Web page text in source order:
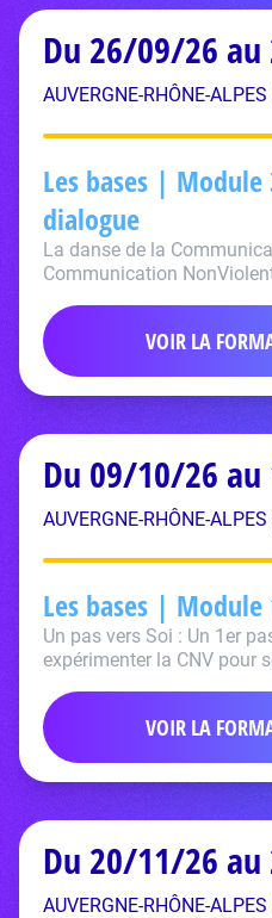
Du 26/09/26
AUVERGNE-RHÔNE-
Les bases |
dialogue
La danse de la
Communication
VOIR LA
Du 09/10/26
AUVERGNE-RHÔNE-
Les bases |
Un pas vers Soi : Un 1er
expérimenter la CNV pour
VOIR LA
Du 20/11/26
AUVERGNE-RHÔNE-